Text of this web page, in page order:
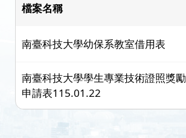
檔案名稱
南臺科技大學幼保系教室借用表
南臺科技大學學生專業技術證照獎勵
申請表115.01.22